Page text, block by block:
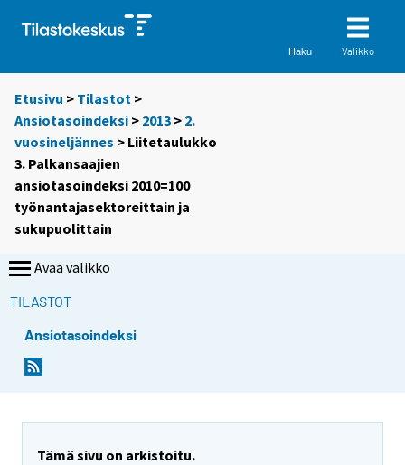
Haku Valikko
Etusivu > Tilastot >
Ansiotasoindeksi > 2013 > 2.
vuosineljännes > Liitetaulukko
3. Palkansaajien
ansiotasoindeksi 2010=100
työnantajasektoreittain ja
sukupuolittain
Avaa valikko
TILASTOT
Ansiotasoindeksi
Tämä sivu on arkistoitu.